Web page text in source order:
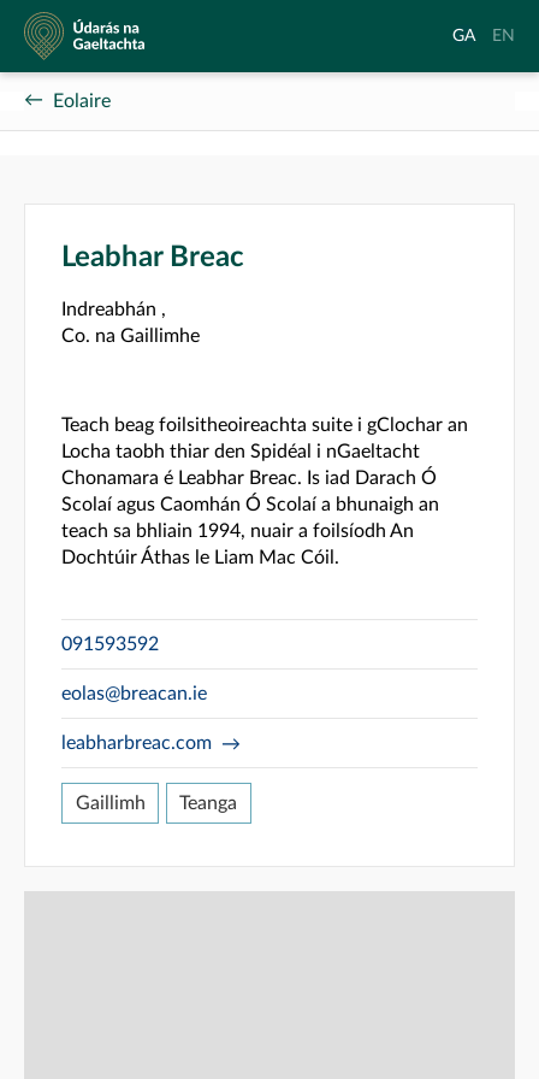
Údarás
na
Gaeltachta
Aistrigh
Gaeilge
GA
to
EN
Eolaire
Leabhar Breac
Indreabhán ,
Co. na Gaillimhe
Teach beag foilsitheoireachta suite i gClochar an
Locha taobh thiar den Spidéal i nGaeltacht
Chonamara é Leabhar Breac. Is iad Darach Ó
Scolaí agus Caomhán Ó Scolaí a bhunaigh an
teach sa bhliain 1994, nuair a foilsíodh An
Dochtúir Áthas le Liam Mac Cóil.
091593592
eolas@breacan.ie
leabharbreac.com
Gaillimh Teanga